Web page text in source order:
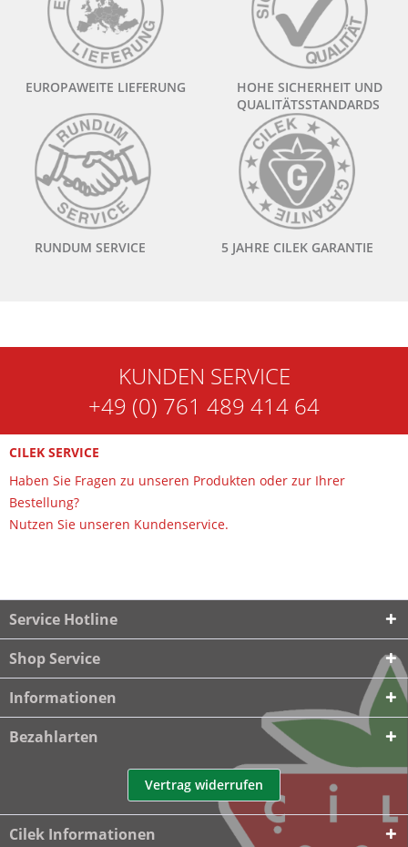
EUROPAWEITE LIEFERUNG
HOHE SICHERHEIT UND
QUALITÄTSSTANDARDS
RUNDUM SERVICE 5 JAHRE CILEK GARANTIE
KUNDEN SERVICE
+49 (0) 761 489 414 64
CILEK SERVICE
Haben Sie Fragen zu unseren Produkten oder zur Ihrer
Bestellung?
Nutzen Sie unseren Kundenservice.
Service Hotline
Shop Service
Informationen
Bezahlarten
Vertrag widerrufen
Cilek Informationen